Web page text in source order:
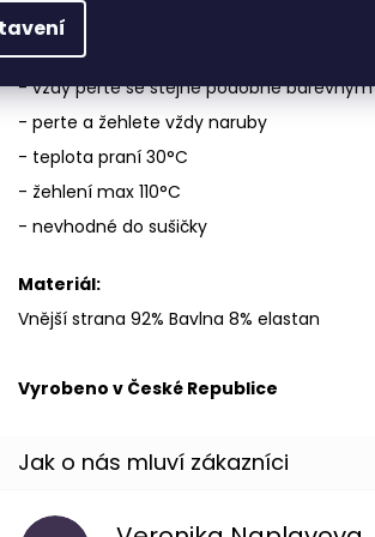
Údržba
- poprvé vyperte samostatně s trochou
- vždy perte se stejně podobně
- perte a žehlete vždy naruby
- teplota praní 30°C
- žehlení max 110°C
- nevhodné do sušičky
Materiál:
Vnější strana 92% Bavlna 8% elastan
Vyrobeno v České Republice